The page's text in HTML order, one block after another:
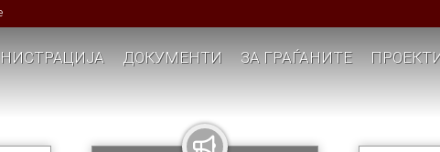
ДОКУМЕНТИ ЗА ГРАЃАНИТЕ